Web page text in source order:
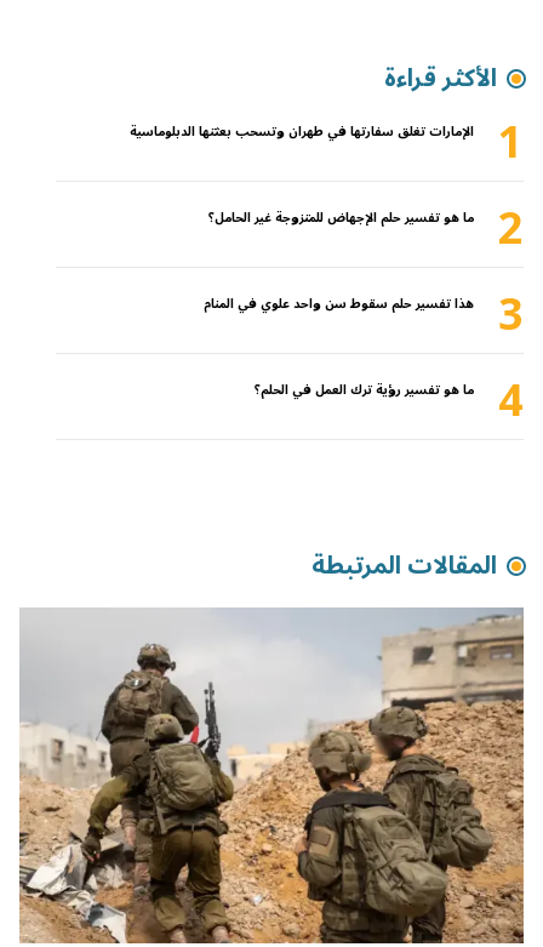
الأكثر قراءة
1 الإمارات تغلق سفارتها في طهران وتسحب بعثتها الدبلوماسية
2 ما هو تفسير حلم الإجهاض للمتزوجة غير الحامل؟
3 هذا تفسير حلم سقوط سن واحد علوي في المنام
4 ما هو تفسير رؤية ترك العمل في الحلم؟
المقالات المرتبطة